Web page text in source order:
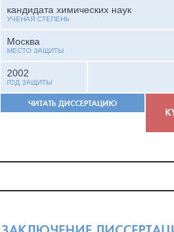
кандидата химических наук
УЧЕНАЯ СТЕПЕНЬ
Москва
МЕСТО ЗАЩИТЫ
2002
ГОД ЗАЩИТЫ
ЧИТАТЬ ДИССЕРТАЦИЮ